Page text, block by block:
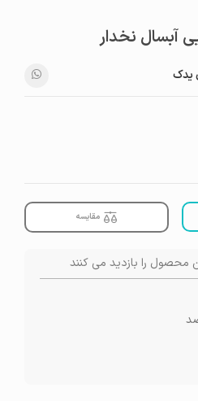
آبسال نخدار
یدک
مقایسه
محصول را بازدید می کنند